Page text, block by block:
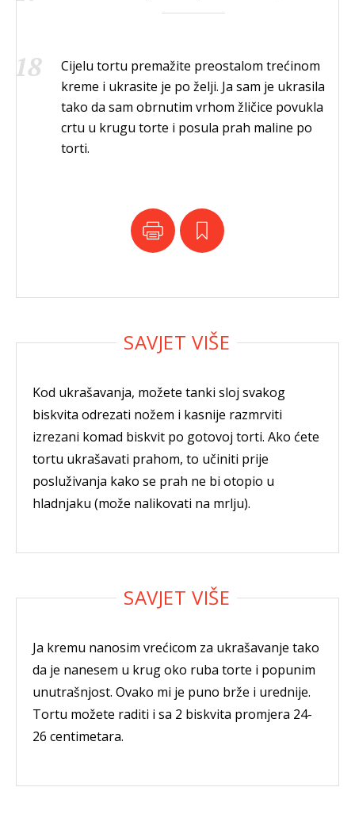
Cijelu tortu premažite preostalom trećinom
kreme i ukrasite je po želji. Ja sam je ukrasila
tako da sam obrnutim vrhom žličice povukla
crtu u krugu torte i posula prah maline po
torti.
Kod ukrašavanja, možete tanki sloj svakog
biskvita odrezati nožem i kasnije razmrviti
izrezani komad biskvit po gotovoj torti. Ako ćete
tortu ukrašavati prahom, to učiniti prije
posluživanja kako se prah ne bi otopio u
hladnjaku (može nalikovati na mrlju).
Ja kremu nanosim vrećicom za ukrašavanje tako
da je nanesem u krug oko ruba torte i popunim
unutrašnjost. Ovako mi je puno brže i urednije.
Tortu možete raditi i sa 2 biskvita promjera 24-
26 centimetara.